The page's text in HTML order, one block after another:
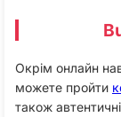
Окрім онлайн
можете пройти
також